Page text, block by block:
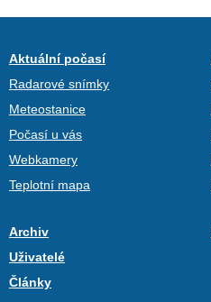
Aktuální počasí
Radarové snímky
Meteostanice
Počasí u vás
Webkamery
Teplotní mapa
Archiv
Uživatelé
Články